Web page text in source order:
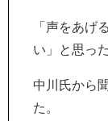
「声をあげ
い」と思った
中川氏から
た。